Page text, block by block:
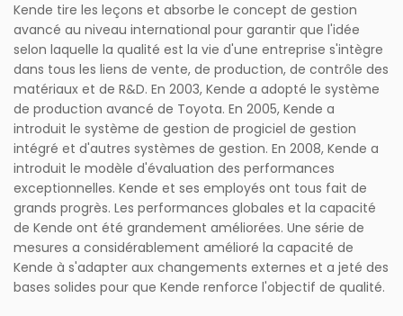
Kende tire les leçons et absorbe le concept de gestion
avancé au niveau international pour garantir que l'idée
selon laquelle la qualité est la vie d'une entreprise s'intègre
dans tous les liens de vente, de production, de contrôle des
matériaux et de R&D. En 2003, Kende a adopté le système
de production avancé de Toyota. En 2005, Kende a
introduit le système de gestion de progiciel de gestion
intégré et d'autres systèmes de gestion. En 2008, Kende a
introduit le modèle d'évaluation des performances
exceptionnelles. Kende et ses employés ont tous fait de
grands progrès. Les performances globales et la capacité
de Kende ont été grandement améliorées. Une série de
mesures a considérablement amélioré la capacité de
Kende à s'adapter aux changements externes et a jeté des
bases solides pour que Kende renforce l'objectif de qualité.